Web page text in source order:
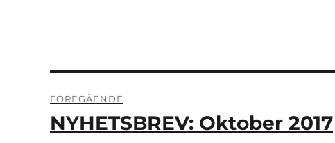
FÖREGÅENDE
Föregående
NYHETSBREV: Oktober 2017